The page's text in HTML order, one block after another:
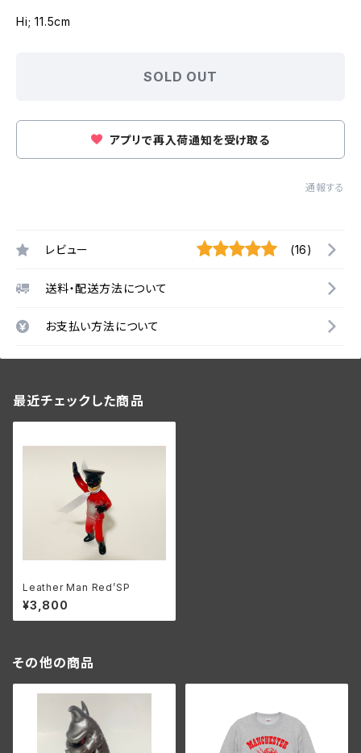
Hi; 11.5cm
SOLD OUT
アプリで再入荷通知を受け取る
通報する
レビュー (16)
送料・配送方法について
お支払い方法について
最近チェックした商品
Leather Man Red’SP
¥3,800
その他の商品